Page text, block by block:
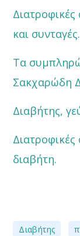
Διατροφικές
και συνταγές.
Τα
Σακχαρώδη
Διαβήτης,
διαβήτη.
Διαβήτης